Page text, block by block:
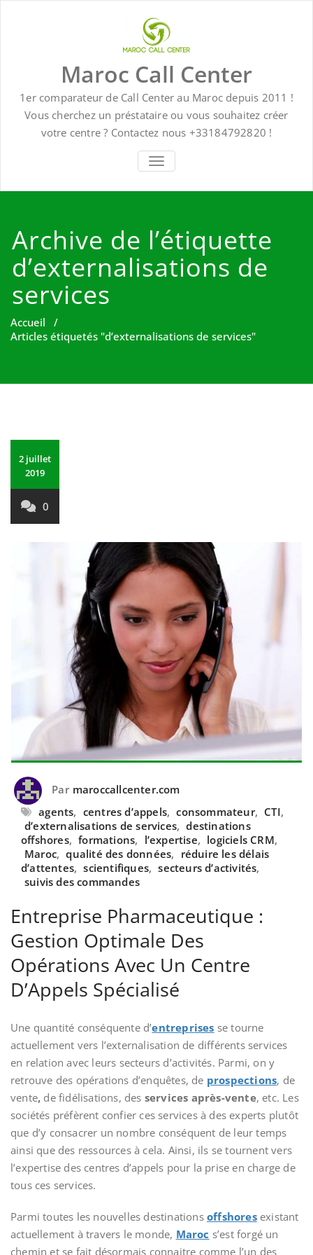
Maroc Call Center
1er comparateur de Call Center au Maroc depuis 2011 !
Vous cherchez un préstataire ou vous souhaitez créer
votre centre ? Contactez nous +33184792820 !
TOGGLE NAVIGATION
Archive de l’étiquette
d’externalisations de
services
Accueil /
Articles étiquetés "d’externalisations de services"
2 juillet
2019
0
Par maroccallcenter.com
agents, centres d’appels, consommateur, CTI,
d’externalisations de services, destinations
offshores, formations, l’expertise, logiciels CRM,
Maroc, qualité des données, réduire les délais
d’attentes, scientifiques, secteurs d’activités,
suivis des commandes
Entreprise Pharmaceutique :
Gestion Optimale Des
Opérations Avec Un Centre
D’Appels Spécialisé
Une quantité conséquente d’entreprises se tourne
actuellement vers l’externalisation de différents services
en relation avec leurs secteurs d’activités. Parmi, on y
retrouve des opérations d’enquêtes, de prospections, de
vente, de fidélisations, des services après-vente, etc. Les
sociétés préfèrent confier ces services à des experts plutôt
que d’y consacrer un nombre conséquent de leur temps
ainsi que des ressources à cela. Ainsi, ils se tournent vers
l’expertise des centres d’appels pour la prise en charge de
tous ces services.
Parmi toutes les nouvelles destinations offshoresexistant
actuellement à travers le monde, Maroc s’est forgé un
chemin et se fait désormais connaitre comme l’un des